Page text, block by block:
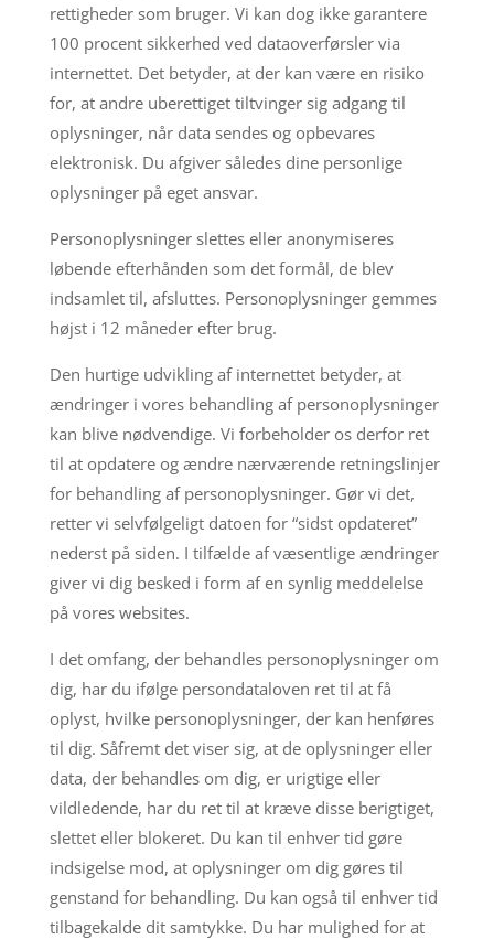
rettigheder som bruger. Vi kan dog ikke garantere
100 procent sikkerhed ved dataoverførsler via
internettet. Det betyder, at der kan være en risiko
for, at andre uberettiget tiltvinger sig adgang til
oplysninger, når data sendes og opbevares
elektronisk. Du afgiver således dine personlige
oplysninger på eget ansvar.
Personoplysninger slettes eller anonymiseres
løbende efterhånden som det formål, de blev
indsamlet til, afsluttes. Personoplysninger gemmes
højst i 12 måneder efter brug.
Den hurtige udvikling af internettet betyder, at
ændringer i vores behandling af personoplysninger
kan blive nødvendige. Vi forbeholder os derfor ret
til at opdatere og ændre nærværende retningslinjer
for behandling af personoplysninger. Gør vi det,
retter vi selvfølgeligt datoen for “sidst opdateret”
nederst på siden. I tilfælde af væsentlige ændringer
giver vi dig besked i form af en synlig meddelelse
på vores websites.
I det omfang, der behandles personoplysninger om
dig, har du ifølge persondataloven ret til at få
oplyst, hvilke personoplysninger, der kan henføres
til dig. Såfremt det viser sig, at de oplysninger eller
data, der behandles om dig, er urigtige eller
vildledende, har du ret til at kræve disse berigtiget,
slettet eller blokeret. Du kan til enhver tid gøre
indsigelse mod, at oplysninger om dig gøres til
genstand for behandling. Du kan også til enhver tid
tilbagekalde dit samtykke. Du har mulighed for at